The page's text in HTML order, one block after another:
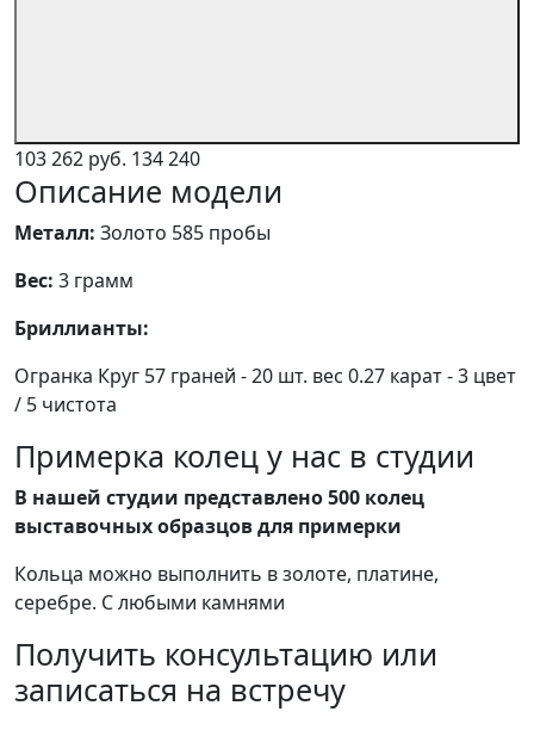
103 262 руб. 134 240
Описание модели
Металл: Золото 585 пробы
Вес: 3 грамм
Бриллианты:
Огранка Круг 57 граней - 20 шт. вес 0.27 карат - 3 цвет
/ 5 чистота
Примерка колец у нас в студии
В нашей студии представлено 500 колец
выставочных образцов для примерки
Кольца можно выполнить в золоте, платине,
серебре. С любыми камнями
Получить консультацию или
записаться на встречу